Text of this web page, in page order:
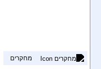
מחקרים